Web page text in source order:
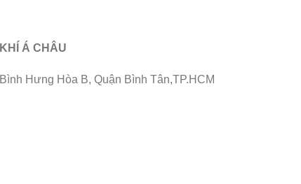
Á CHÂU
Hưng Hòa B, Quận Bình Tân,TP.HCM